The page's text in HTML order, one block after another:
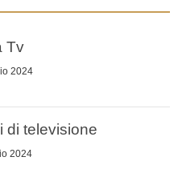
Tv
2024
di televisione
2024